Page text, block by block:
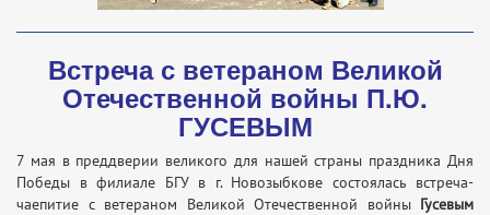
Встреча с ветераном Великой
Отечественной войны П.Ю.
ГУСЕВЫМ
7 мая в преддверии великого для нашей страны праздника Дня
Победы в филиале БГУ в г. Новозыбкове состоялась встреча-
чаепитие с ветераном Великой Отечественной войны Гусевым